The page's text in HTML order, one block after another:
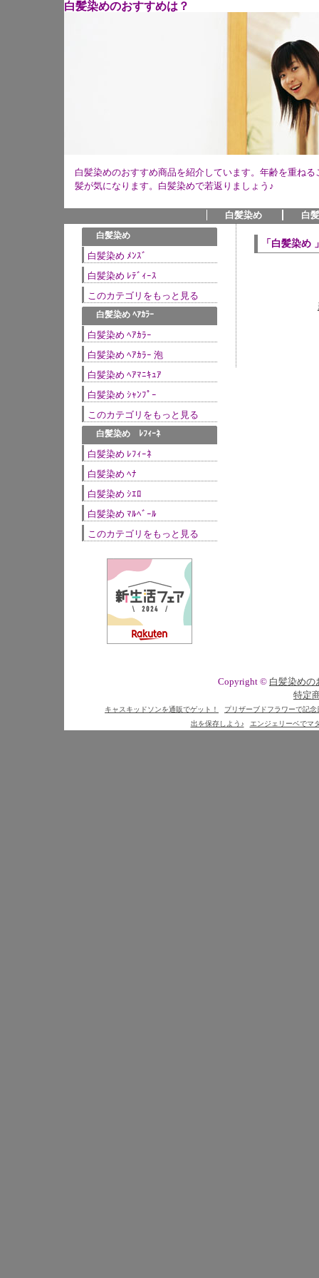
白髪染めのおすすめは？
白髪染めのおすすめ商品を紹介しています。年齢を重ねる
髪が気になります。白髪染めで若返りましょう♪
白髪染め 白
「白髪染め
白髪染め
白髪染め ﾒﾝｽﾞ
白髪染め ﾚﾃﾞｨｰｽ
このカテゴリをもっと見る
●
白髪染め ﾍｱｶﾗｰ
白髪染め ﾍｱｶﾗｰ
白髪染め ﾍｱｶﾗｰ 泡
白髪染め ﾍｱﾏﾆｷｭｱ
白髪染め ｼｬﾝﾌﾟｰ
このカテゴリをもっと見る
●
白髪染め ﾚﾌｨｰﾈ
白髪染め ﾚﾌｨｰﾈ
白髪染め ﾍﾅ
白髪染め ｼｴﾛ
白髪染め ﾏﾙﾍﾞｰﾙ
このカテゴリをもっと見る
Copyright © 白髪染めの
特定
キャスキッドソンを通販でゲット！
プリザーブドフラワーで記念
出を保存しよう♪
エンジェリーベでマ